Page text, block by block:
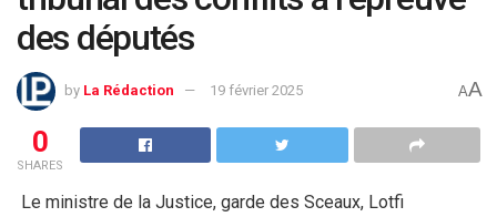
des députés
by La Rédaction 19 février 2025 AA
0
SHARES
Le ministre de la Justice, garde des Sceaux, Lotfi